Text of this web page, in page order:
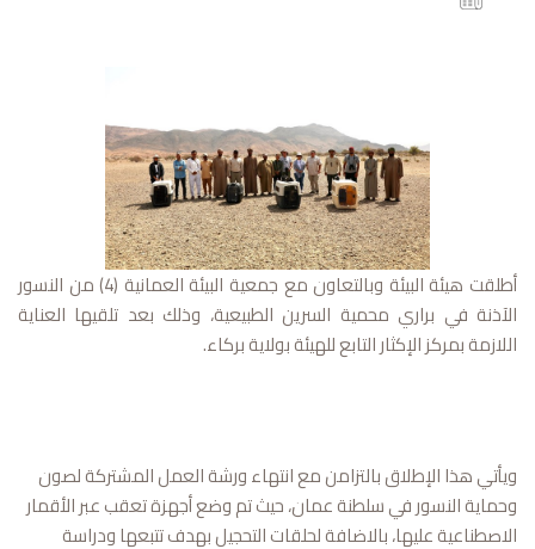
أطلقت هيئة البيئة وبالتعاون مع جمعية البيئة العمانية (4) من النسور
الآذنة في براري محمية السرين الطبيعية، وذلك بعد تلقيها العناية
اللازمة بمركز الإكثار التابع للهيئة بولاية بركاء.
ويأتي هذا الإطلاق بالتزامن مع انتهاء ورشة العمل المشتركة لصون
وحماية النسور في سلطنة عمان، حيث تم وضع أجهزة تعقب عبر الأقمار
الاصطناعية عليها، بالاضافة لحلقات التحجيل بهدف تتبعها ودراسة